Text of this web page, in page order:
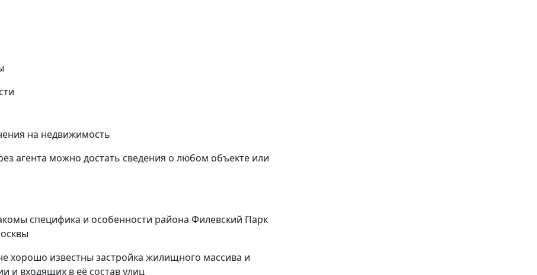
на недвижимость
агента можно достать сведения о любом объекте или
специфика и особенности района Филевский Парк
хорошо известны застройка жилищного массива и
и входящих в её состав улиц